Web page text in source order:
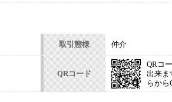
取引態様 仲介
QRコード
QRコ
出来ま
らから